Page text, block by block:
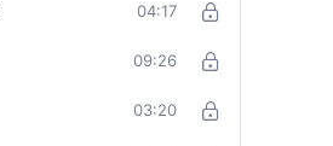
04:17
09:26
03:20